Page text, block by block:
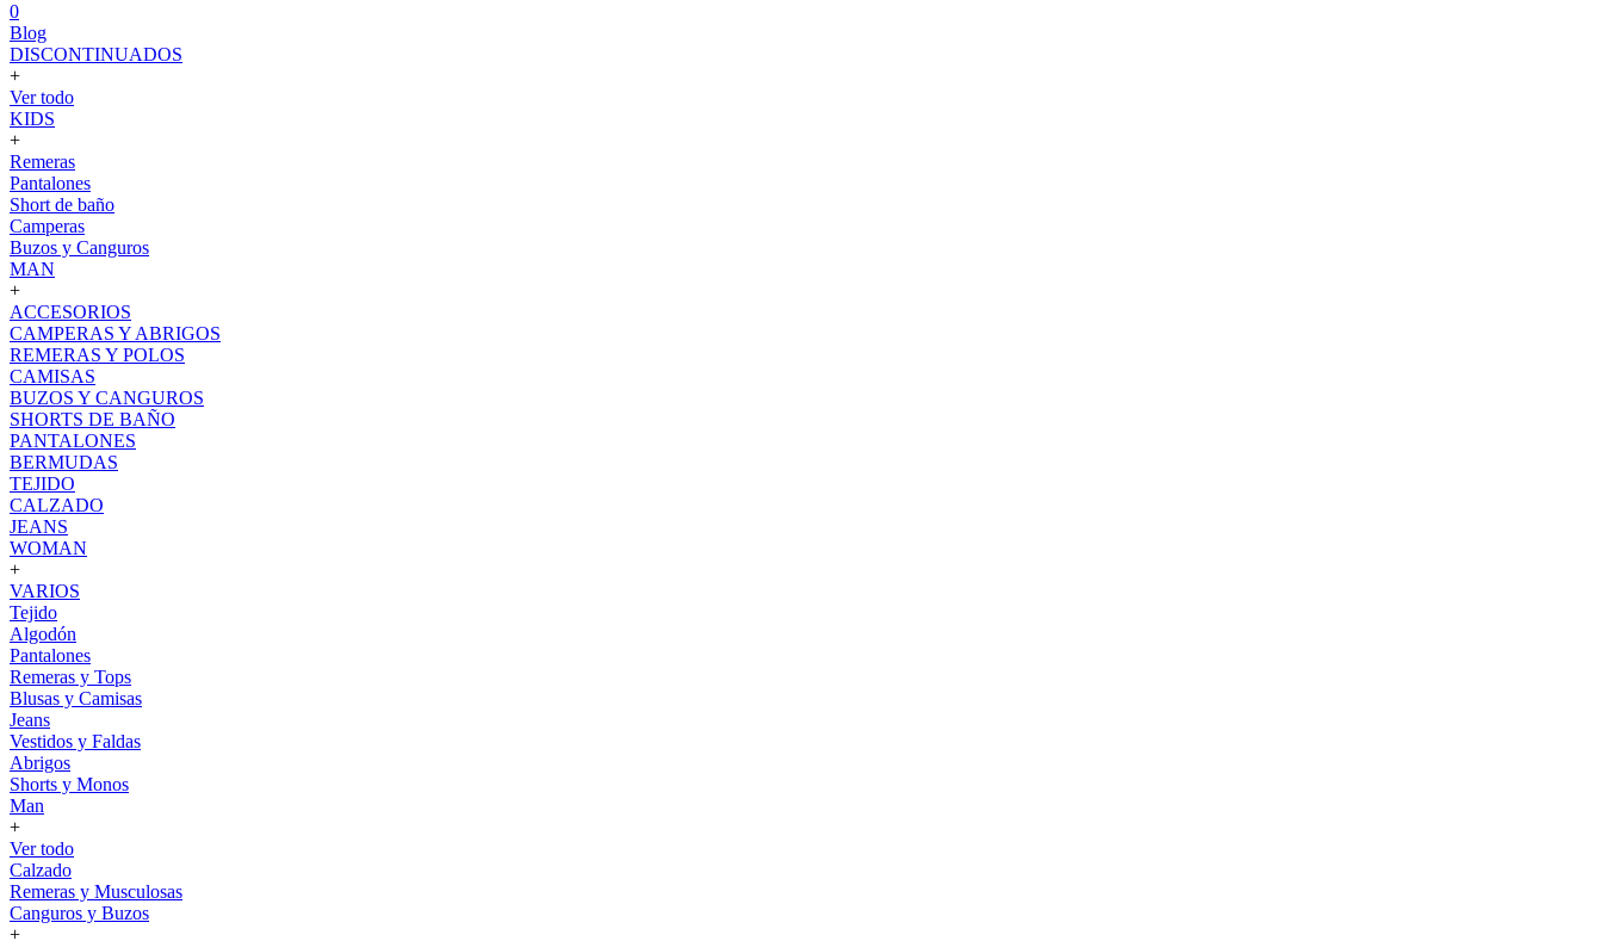
0
Blog
DISCONTINUADOS
+
Ver todo
KIDS
+
Remeras
Pantalones
Short de baño
Camperas
Buzos y Canguros
MAN
+
ACCESORIOS
CAMPERAS Y ABRIGOS
REMERAS Y POLOS
CAMISAS
BUZOS Y CANGUROS
SHORTS DE BAÑO
PANTALONES
BERMUDAS
TEJIDO
CALZADO
JEANS
WOMAN
+
VARIOS
Tejido
Algodón
Pantalones
Remeras y Tops
Blusas y Camisas
Jeans
Vestidos y Faldas
Abrigos
Shorts y Monos
Man
+
Ver todo
Calzado
Remeras y Musculosas
Canguros y Buzos
+